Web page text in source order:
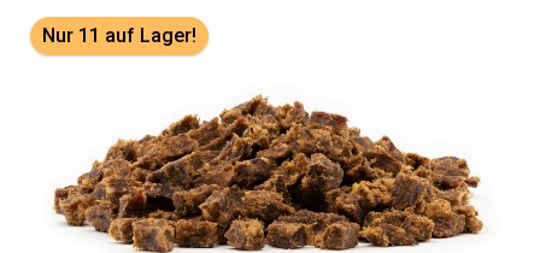
Bildergalerie überspringen
Nur 11 auf Lager!